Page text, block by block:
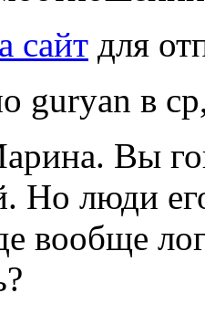
сайт для
guryan в
Вы
Но люди
вообще